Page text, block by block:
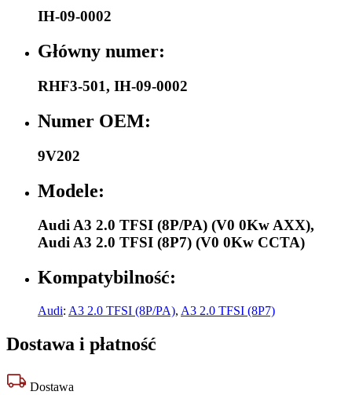
IH-09-0002
Główny numer:
RHF3-501, IH-09-0002
Numer OEM:
9V202
Modele:
Audi A3 2.0 TFSI (8P/PA) (V0 0Kw AXX),
Audi A3 2.0 TFSI (8P7) (V0 0Kw CCTA)
Kompatybilność:
Audi: A3 2.0 TFSI (8P/PA), A3 2.0 TFSI (8P7)
Dostawa i płatność
Dostawa